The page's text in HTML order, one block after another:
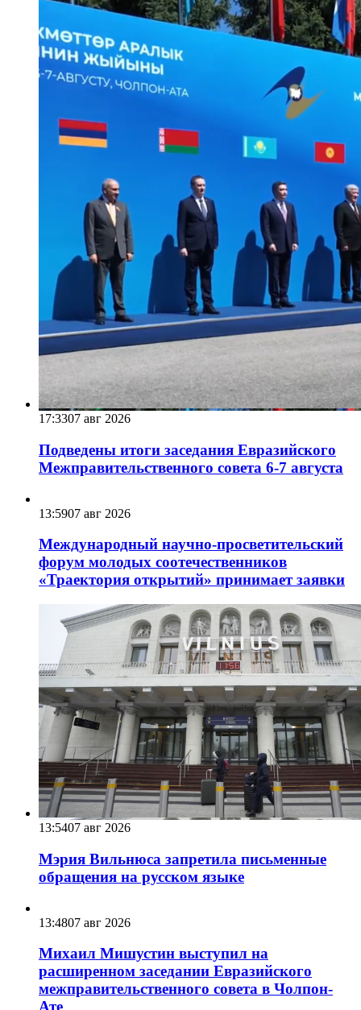
17:3307 авг 2026
Подведены итоги заседания Евразийского
Межправительственного совета 6-7 августа
13:5907 авг 2026
Международный научно-просветительский
форум молодых соотечественников
«Траектория открытий» принимает заявки
13:5407 авг 2026
Мэрия Вильнюса запретила письменные
обращения на русском языке
13:4807 авг 2026
Михаил Мишустин выступил на
расширенном заседании Евразийского
межправительственного совета в Чолпон-